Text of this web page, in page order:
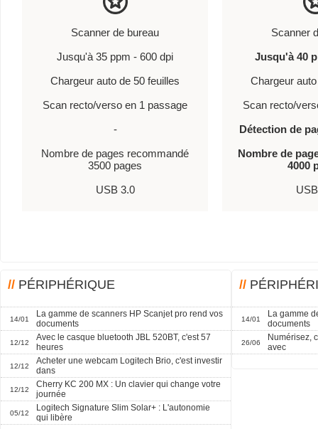
Scanner de bureau
Jusqu'à 35 ppm - 600 dpi
Chargeur auto de 50 feuilles
Scan recto/verso en 1 passage
-
Nombre de pages recommandé
3500 pages
USB 3.0
Scanner
Jusqu'à 40
Chargeur
Scan recto/
Détection de
Nombre de
4000
// PÉRIPHÉRIQUE
14/01
La gamme de scanners HP Scanjet pro rend vos
documents
12/12
Avec le casque bluetooth JBL 520BT, c'est 57
heures
12/12
Acheter une webcam Logitech Brio, c'est investir
dans
12/12
Cherry KC 200 MX : Un clavier qui change votre
journée
05/12
Logitech Signature Slim Solar+ : L'autonomie
qui libère
//
14/01
La gamme
documents
26/06
Numérisez,
avec